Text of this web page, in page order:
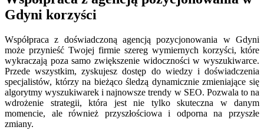
Gdyni korzyści
Współpraca z doświadczoną agencją pozycjonowania w Gdyni
może przynieść Twojej firmie szereg wymiernych korzyści, które
wykraczają poza samo zwiększenie widoczności w wyszukiwarce.
Przede wszystkim, zyskujesz dostęp do wiedzy i doświadczenia
specjalistów, którzy na bieżąco śledzą dynamicznie zmieniające się
algorytmy wyszukiwarek i najnowsze trendy w SEO. Pozwala to na
wdrożenie strategii, która jest nie tylko skuteczna w danym
momencie, ale również przyszłościowa i odporna na przyszłe
zmiany.